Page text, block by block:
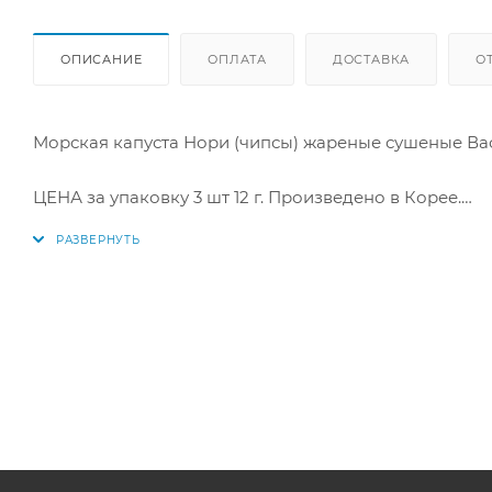
ОПИСАНИЕ ОПЛАТА ДОСТАВКА
Морская капуста Нори (чипсы) жареные сушеные
ЦЕНА за упаковку 3 шт 12 г. Произведено в Корее.